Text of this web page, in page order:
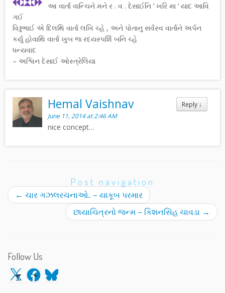
આ વાર્તા વાન્ચિને મને ર . વ . દેસાઈનિ ‘ ખરિ મા ‘ યાદ આવિ
ગઈ
વિશ્નુભાઈ એ દિલથિ વાર્તા લખિ ચ્હે , અને પોતાનુ સર્વસ્વ વાર્તાને અર્પન
કર્યુ હોવાથિ વાર્તા ખુબ જ રદયસ્પર્શિ બનિ ચ્હે
ધન્યવાદ
– અશ્વિન દેસાઈ ઓસ્ત્રેલિયા
Reply ↓
Hemal Vaishnav
June 11, 2014 at 2:46 AM
nice concept…
Post navigation
← ચાર ગઝલરચનાઓ.. – યાકૂબ પરમાર
છાયાચિત્રનો જન્મ – કિશનસિંહ ચાવડા →
Follow Us
X Facebook
Bluesky